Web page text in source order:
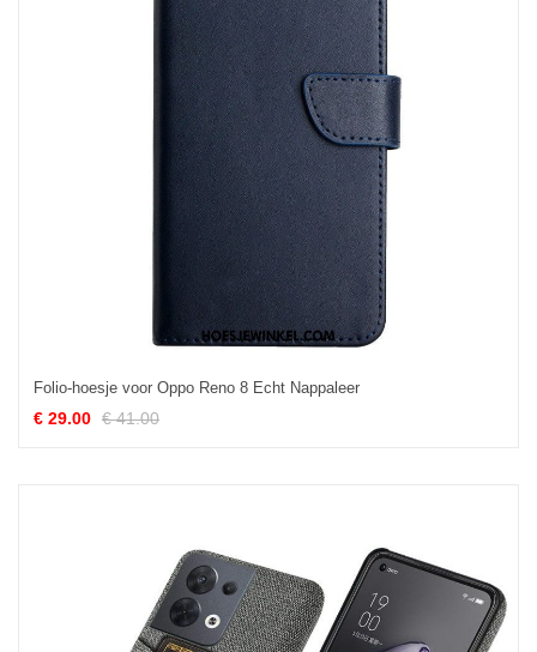
Folio-hoesje voor Oppo Reno 8 Echt Nappaleer
€ 29.00 € 41.00